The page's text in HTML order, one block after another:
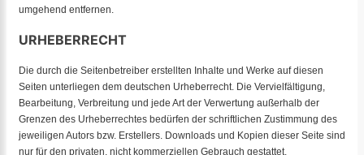
umgehend entfernen.
URHEBERRECHT
Die durch die Seitenbetreiber erstellten Inhalte und Werke auf diesen
Seiten unterliegen dem deutschen Urheberrecht. Die Vervielfältigung,
Bearbeitung, Verbreitung und jede Art der Verwertung außerhalb der
Grenzen des Urheberrechtes bedürfen der schriftlichen Zustimmung des
jeweiligen Autors bzw. Erstellers. Downloads und Kopien dieser Seite sind
nur für den privaten, nicht kommerziellen Gebrauch gestattet.